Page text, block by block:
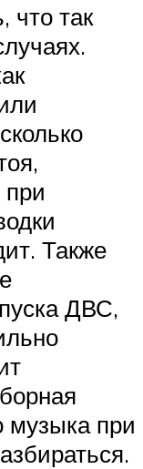
что так
при
Также
ДВС,
музыка при